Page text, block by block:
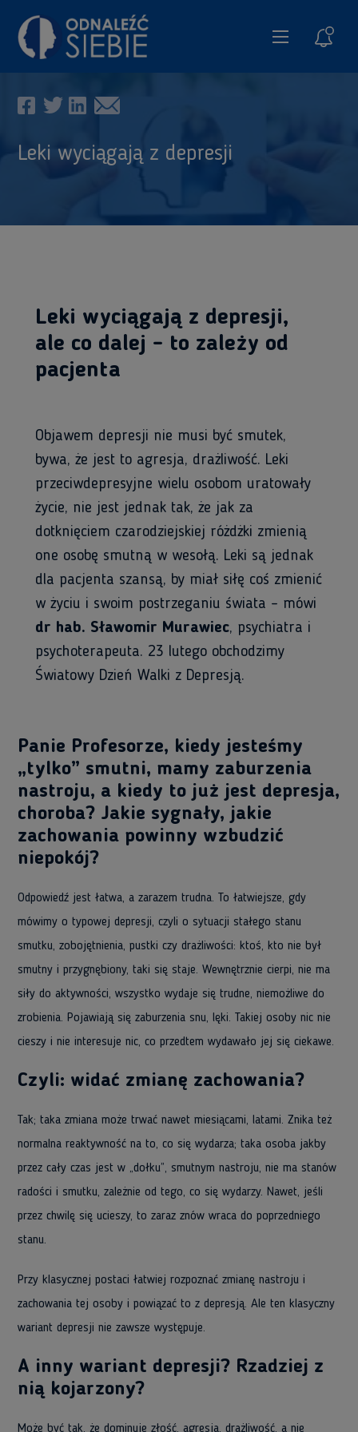
Leki wyciągają z depresji
Leki wyciągają z depresji,
ale co dalej - to zależy od
pacjenta
Objawem depresji nie musi być smutek,
bywa, że jest to agresja, drażliwość. Leki
przeciwdepresyjne wielu osobom uratowały
życie, nie jest jednak tak, że jak za
dotknięciem czarodziejskiej różdżki zmienią
one osobę smutną w wesołą. Leki są jednak
dla pacjenta szansą, by miał siłę coś zmienić
w życiu i swoim postrzeganiu świata – mówi
dr hab. Sławomir Murawiec, psychiatra i
psychoterapeuta. 23 lutego obchodzimy
Światowy Dzień Walki z Depresją.
Panie Profesorze, kiedy jesteśmy
„tylko” smutni, mamy zaburzenia
nastroju, a kiedy to już jest depresja,
choroba? Jakie sygnały, jakie
zachowania powinny wzbudzić
niepokój?
Odpowiedź jest łatwa, a zarazem trudna. To łatwiejsze, gdy
mówimy o typowej depresji, czyli o sytuacji stałego stanu
smutku, zobojętnienia, pustki czy drażliwości: ktoś, kto nie był
smutny i przygnębiony, taki się staje. Wewnętrznie cierpi, nie ma
siły do aktywności, wszystko wydaje się trudne, niemożliwe do
zrobienia. Pojawiają się zaburzenia snu, lęki. Takiej osoby nic nie
cieszy i nie interesuje nic, co przedtem wydawało jej się ciekawe.
Czyli: widać zmianę zachowania?
Tak; taka zmiana może trwać nawet miesiącami, latami. Znika też
normalna reaktywność na to, co się wydarza; taka osoba jakby
przez cały czas jest w „dołku”, smutnym nastroju, nie ma stanów
radości i smutku, zależnie od tego, co się wydarzy. Nawet, jeśli
przez chwilę się ucieszy, to zaraz znów wraca do poprzedniego
stanu.
Przy klasycznej postaci łatwiej rozpoznać zmianę nastroju i
zachowania tej osoby i powiązać to z depresją. Ale ten klasyczny
wariant depresji nie zawsze występuje.
A inny wariant depresji? Rzadziej z
nią kojarzony?
Może być tak, że dominuje złość, agresja, drażliwość, a nie